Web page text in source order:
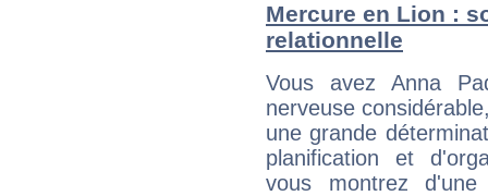
Mercure en Lion :
relationnelle
Vous avez Anna
nerveuse
une grande
planification et
vous montrez